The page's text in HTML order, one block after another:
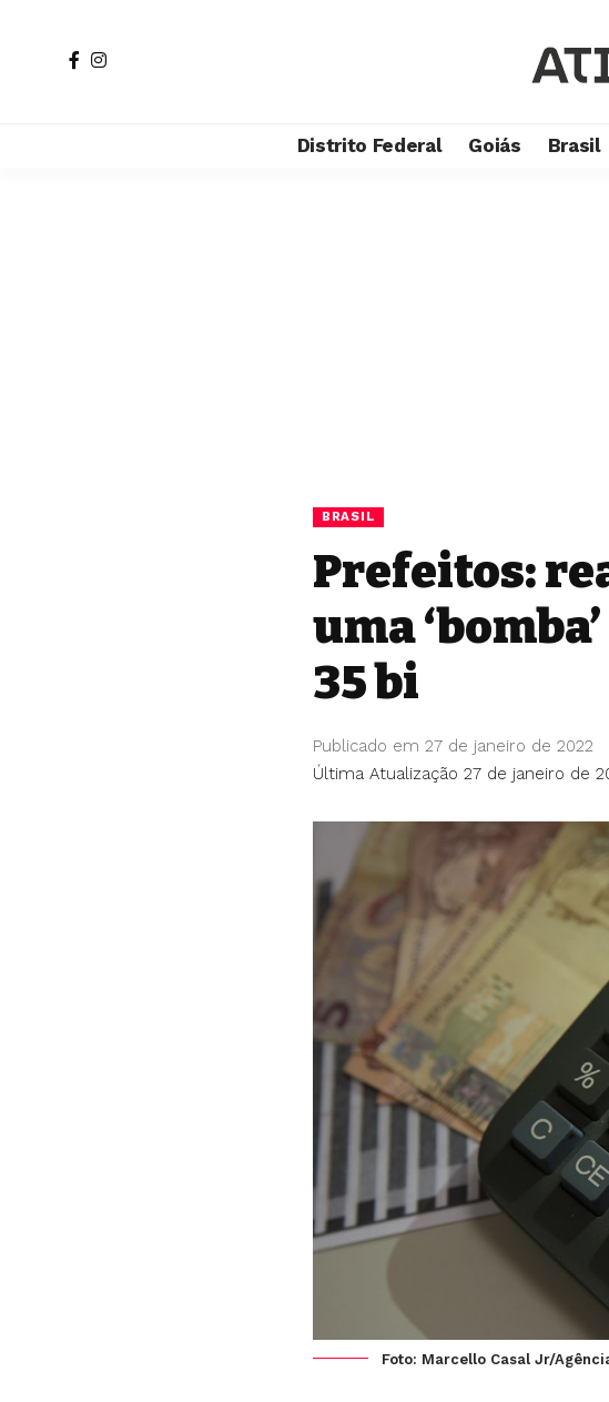
Distrito Federal Goiás Brasil
BRASIL
Prefeitos:
uma
35 bi
Última Atualização 27 de janeiro de
Publicado em 27 de janeiro de 2022
Foto: Marcello Casal Jr/